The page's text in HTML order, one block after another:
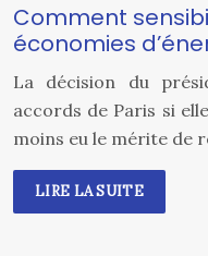
Comment
économies
La décision du
accords de Paris si
moins eu le mérite de
LIRE LA SUITE